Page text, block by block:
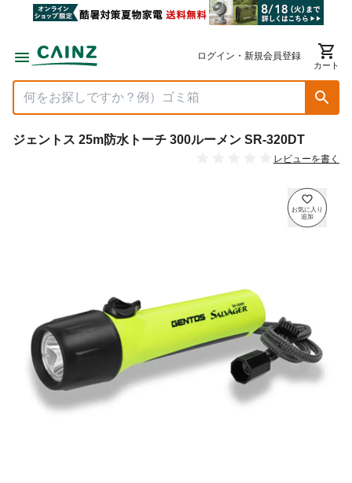
ログイン・新規会員登録
カート
ジェントス 25m防水トーチ 300ルーメン SR-320DT
レビューを書く